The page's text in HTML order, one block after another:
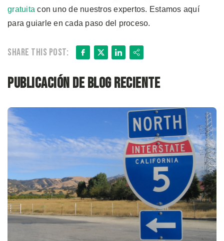
gratuita con uno de nuestros expertos. Estamos aquí
para guiarle en cada paso del proceso.
Share this post: Facebook
X LinkedIn
Share
Publicación de blog reciente